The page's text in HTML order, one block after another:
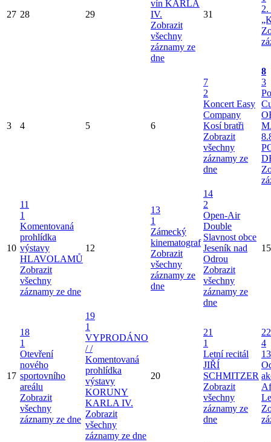
27 28 29
vín KARLA
IV.
Zobrazit
všechny
záznamy ze
dne
31
2.
3 4 5 6
7
2
Koncert Easy
Company
Kosí bratři
Zobrazit
všechny
záznamy ze
dne
8
3
10
11
1
Komentovaná
prohlídka
výstavy
HLAVOLAMŮ
Zobrazit
všechny
záznamy ze dne
12
13
1
Zámecký
kinematograf
Zobrazit
všechny
záznamy ze
dne
14
2
Open-Air
Double
Slavnost obce
Jeseník nad
Odrou
Zobrazit
všechny
záznamy ze
dne
15
17
18
1
Otevření
nového
sportovního
areálu
Zobrazit
všechny
záznamy ze dne
19
1
VYPRODÁNO
/ /
Komentovaná
prohlídka
výstavy
KORUNY
KARLA IV.
Zobrazit
všechny
záznamy ze dne
20
21
1
Letní recitál
JIŘÍ
SCHMITZER
Zobrazit
všechny
záznamy ze
dne
22
4